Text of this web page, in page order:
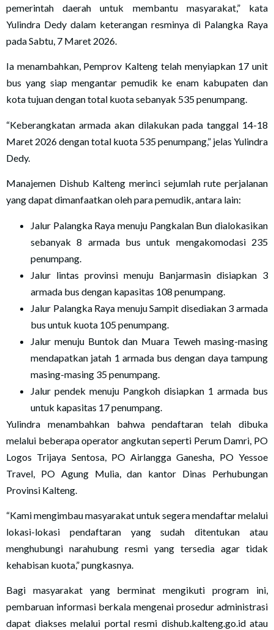
pemerintah daerah untuk membantu masyarakat,” kata
Yulindra Dedy dalam keterangan resminya di Palangka Raya
pada Sabtu, 7 Maret 2026.
Ia menambahkan, Pemprov Kalteng telah menyiapkan 17 unit
bus yang siap mengantar pemudik ke enam kabupaten dan
kota tujuan dengan total kuota sebanyak 535 penumpang.
“Keberangkatan armada akan dilakukan pada tanggal 14-18
Maret 2026 dengan total kuota 535 penumpang,” jelas Yulindra
Dedy.
Manajemen Dishub Kalteng merinci sejumlah rute perjalanan
yang dapat dimanfaatkan oleh para pemudik, antara lain:
Jalur Palangka Raya menuju Pangkalan Bun dialokasikan
sebanyak 8 armada bus untuk mengakomodasi 235
penumpang.
Jalur lintas provinsi menuju Banjarmasin disiapkan 3
armada bus dengan kapasitas 108 penumpang.
Jalur Palangka Raya menuju Sampit disediakan 3 armada
bus untuk kuota 105 penumpang.
Jalur menuju Buntok dan Muara Teweh masing-masing
mendapatkan jatah 1 armada bus dengan daya tampung
masing-masing 35 penumpang.
Jalur pendek menuju Pangkoh disiapkan 1 armada bus
untuk kapasitas 17 penumpang.
Yulindra menambahkan bahwa pendaftaran telah dibuka
melalui beberapa operator angkutan seperti Perum Damri, PO
Logos Trijaya Sentosa, PO Airlangga Ganesha, PO Yessoe
Travel, PO Agung Mulia, dan kantor Dinas Perhubungan
Provinsi Kalteng.
“Kami mengimbau masyarakat untuk segera mendaftar melalui
lokasi-lokasi pendaftaran yang sudah ditentukan atau
menghubungi narahubung resmi yang tersedia agar tidak
kehabisan kuota,” pungkasnya.
Bagi masyarakat yang berminat mengikuti program ini,
pembaruan informasi berkala mengenai prosedur administrasi
dapat diakses melalui portal resmi dishub.kalteng.go.id atau